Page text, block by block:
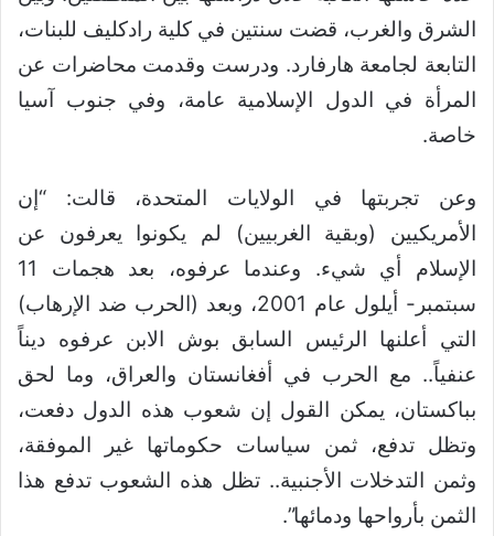
الشرق والغرب، قضت سنتين في كلية رادكليف للبنات،
التابعة لجامعة هارفارد. ودرست وقدمت محاضرات عن
المرأة في الدول الإسلامية عامة، وفي جنوب آسيا
خاصة.
وعن تجربتها في الولايات المتحدة، قالت: “إن
الأمريكيين (وبقية الغربيين) لم يكونوا يعرفون عن
الإسلام أي شيء. وعندما عرفوه، بعد هجمات 11
سبتمبر- أيلول عام 2001، وبعد (الحرب ضد الإرهاب)
التي أعلنها الرئيس السابق بوش الابن عرفوه ديناً
عنفياً.. مع الحرب في أفغانستان والعراق، وما لحق
بباكستان، يمكن القول إن شعوب هذه الدول دفعت،
وتظل تدفع، ثمن سياسات حكوماتها غير الموفقة،
وثمن التدخلات الأجنبية.. تظل هذه الشعوب تدفع هذا
الثمن بأرواحها ودمائها”.